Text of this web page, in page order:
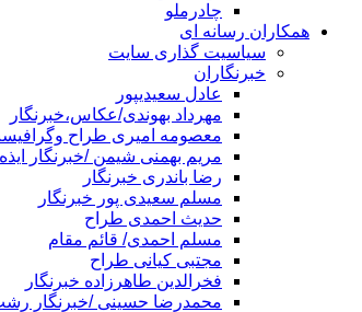
چادرملو
همکاران رسانه ای
سیاسیت گذاری سایت
خبرنگاران
عادل سعیدیپور
مهرداد بهوندی/عکاس،خبرنگار
معصومه امیری طراح
مریم بهمنی شیمن /خبرنگار ایذه
رضا باندری خبرنگار
مسلم سعیدی پور خبرنگار
حدیث احمدی طراح
مسلم احمدی/ قائم مقام
مجتبی کیانی طراح
فخرالدین طاهرزاده خبرنگار
محمدرضا حسینی /خبرنگار